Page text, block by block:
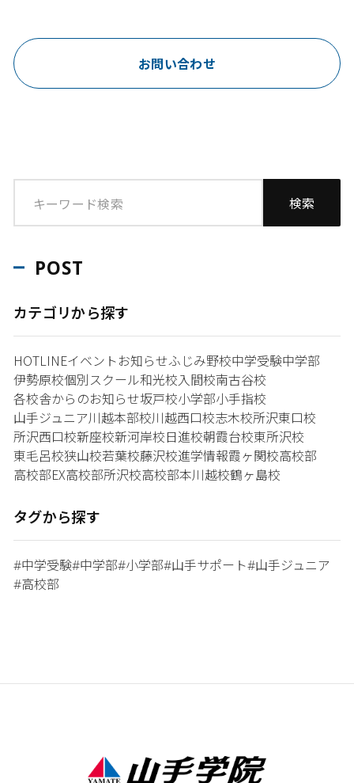
お問い合わせ
POST
カテゴリから探す
HOTLINEイベントお知らせふじみ野校中学受験中学部
伊勢原校個別スクール和光校入間校南古谷校
各校舎からのお知らせ坂戸校小学部小手指校
山手ジュニア川越本部校川越西口校志木校所沢東口校
所沢西口校新座校新河岸校日進校朝霞台校東所沢校
東毛呂校狭山校若葉校藤沢校進学情報霞ヶ関校高校部
高校部EX高校部所沢校高校部本川越校鶴ヶ島校
タグから探す
#中学受験#中学部#小学部#山手サポート#山手ジュニア
#高校部